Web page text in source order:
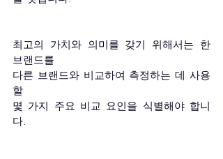
최고의 가치와 의미를 갖기 위해서는 한
브랜드를
다른 브랜드와 비교하여 측정하는 데 사용
할
몇 가지 주요 비교 요인을 식별해야 합니
다.